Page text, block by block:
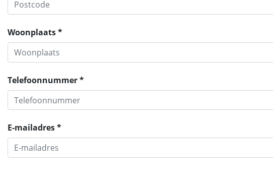
Woonplaats *
Telefoonnummer *
E-mailadres *